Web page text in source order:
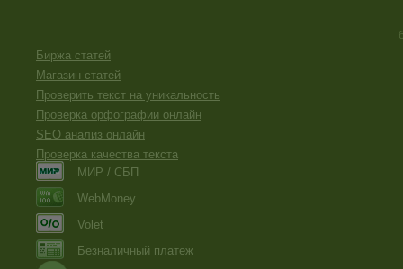
Биржа статей
Магазин статей
Проверить текст на уникальность
Проверка орфографии онлайн
SEO анализ онлайн
Проверка качества текста
МИР / СБП
WebMoney
Volet
Безналичный платеж